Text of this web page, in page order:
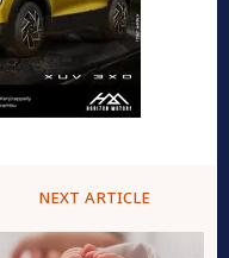
NEXT ARTICLE